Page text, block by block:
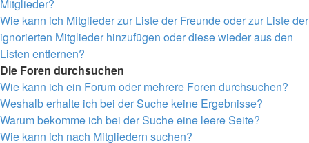
Mitglieder?
Wie kann ich Mitglieder zur Liste der Freunde oder zur Liste der
ignorierten Mitglieder hinzufügen oder diese wieder aus den
Listen entfernen?
Die Foren durchsuchen
Wie kann ich ein Forum oder mehrere Foren durchsuchen?
Weshalb erhalte ich bei der Suche keine Ergebnisse?
Warum bekomme ich bei der Suche eine leere Seite?
Wie kann ich nach Mitgliedern suchen?